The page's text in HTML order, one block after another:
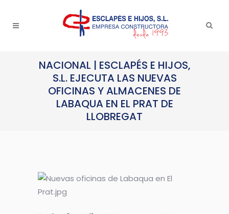
NACIONAL | ESCLAPÉS E HIJOS,
S.L. EJECUTA LAS NUEVAS
OFICINAS Y ALMACENES DE
LABAQUA EN EL PRAT DE
LLOBREGAT